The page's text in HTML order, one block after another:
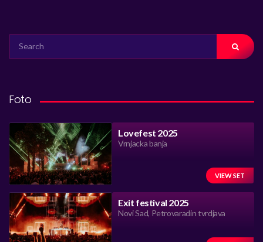
FOR:
Foto
Lovefest 2025
Vrnjacka banja
VIEW SET
Exit festival 2025
Novi Sad, Petrovaradin tvrdjava